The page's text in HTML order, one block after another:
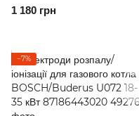
1 180 грн
−7%